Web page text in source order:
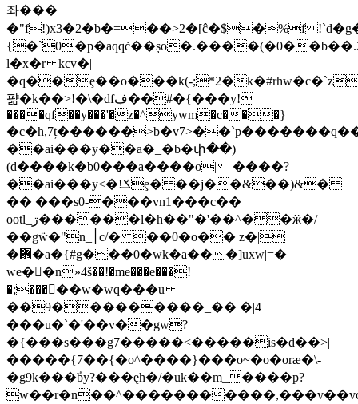
좌���
�"f!)x3�2�b�=��>2�[ĉ�$�%f
ӏ�x�r kcv�|
�q��ȩ��o���k(-;*2�
퍎�k��>!�\�dfڣ��#�{���y!
����qf��y���'�z�^ywm�c���}
��ai���y��a�_�b�փ��)
(d����k�b0���a����o| ����?
��ai���y<�!ݎȩ� ��j��&��)&�
�� ���s0-���vn1���c��
ootl_ڗ������l�h��"�'��^��ӂ�/
��gẅ�"n_׀c/� ��0�o�� z�|
�޾�a�{#g���0�wk�a���]uxw|=�
we��n»4š��!�me���e���!
�;�����w�wq���u
��9���������_�� �|4
���u�`�'��v��gw?
�{���s���g7�����<�����is�d��>|
�����{7��{�o^����}���o~�ο�oræ�\-
�g9k���ٝby?���ęh�/�ūk��m_����p?
w��r�n��^�������